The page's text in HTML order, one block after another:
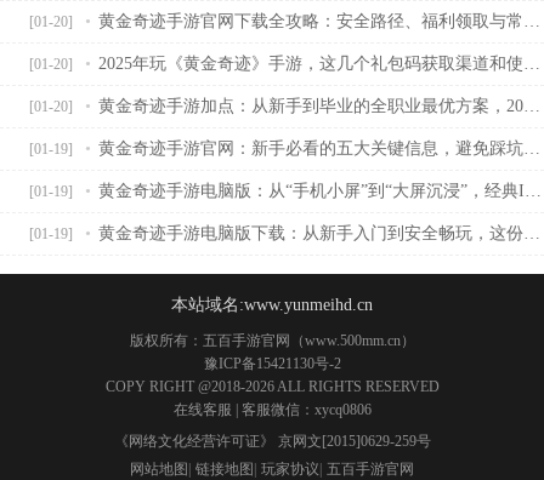
[01-20] 黄金奇迹手游官网下载全攻略：安全路径、福利领取与常见问题解答
[01-20] 2025年玩《黄金奇迹》手游，这几个礼包码获取渠道和使用避坑指南，老玩家都懂
[01-20] 黄金奇迹手游加点：从新手到毕业的全职业最优方案，2025年版本必看攻略
[01-19] 黄金奇迹手游官网：新手必看的五大关键信息，避免踩坑从这里开始
[01-19] 黄金奇迹手游电脑版：从“手机小屏”到“大屏沉浸”，经典IP如何重构玩家体验？
[01-19] 黄金奇迹手游电脑版下载：从新手入门到安全畅玩，这份全攻略让你避坑不踩雷
本站域名:www.yunmeihd.cn
版权所有：五百手游官网（www.500mm.cn）
豫ICP备15421130号-2
COPY RIGHT @2018-2026 ALL RIGHTS RESERVED
在线客服 | 客服微信：xycq0806
《网络文化经营许可证》 京网文[2015]0629-259号
网站地图 链接地图 玩家协议 五百手游官网